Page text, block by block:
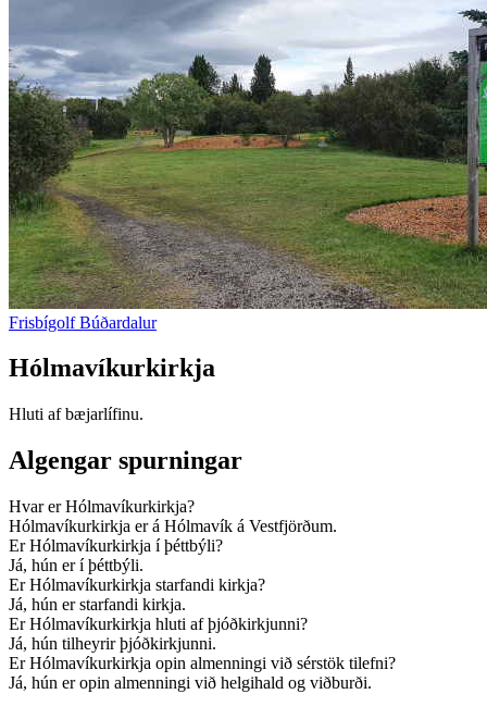
Frisbígolf Búðardalur
Hólmavíkurkirkja
Hluti af bæjarlífinu.
Algengar spurningar
Hvar er Hólmavíkurkirkja?
Hólmavíkurkirkja er á Hólmavík á Vestfjörðum.
Er Hólmavíkurkirkja í þéttbýli?
Já, hún er í þéttbýli.
Er Hólmavíkurkirkja starfandi kirkja?
Já, hún er starfandi kirkja.
Er Hólmavíkurkirkja hluti af þjóðkirkjunni?
Já, hún tilheyrir þjóðkirkjunni.
Er Hólmavíkurkirkja opin almenningi við sérstök tilefni?
Já, hún er opin almenningi við helgihald og viðburði.